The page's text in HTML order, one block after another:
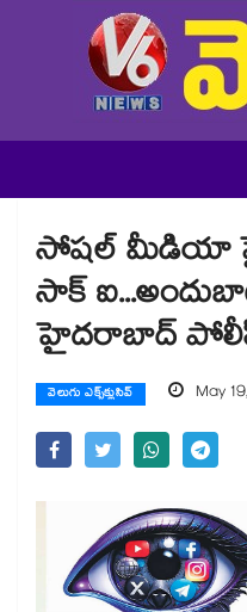
సోషల్ మీడియా పై
సాక్
హైదరాబాద్
వెలుగు ఎక్స్‌క్లుసివ్ May